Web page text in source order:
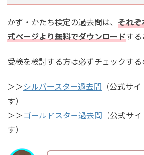
かず・かたち検定の過去問は、 それ
式ページより無料でダウンロードする
受検を検討する方は必ずチェックす
＞＞シルバースター過去問 （公式サ
す）
＞＞ゴールドスター過去問 （公式サ
す）